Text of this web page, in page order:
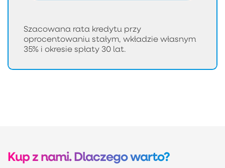
Szacowana rata kredytu przy
oprocentowaniu stałym, wkładzie własnym
35% i okresie spłaty 30 lat.
Kup z nami. Dlaczego warto?